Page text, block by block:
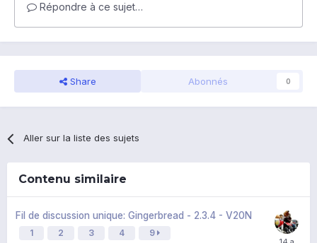
Répondre à ce sujet…
Share Abonnés 0
Aller sur la liste des sujets
Contenu similaire
Fil de discussion unique: Gingerbread - 2.3.4 - V20N
1 2 3 4 9